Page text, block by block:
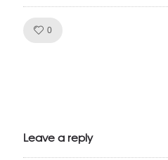
0
Leave a reply